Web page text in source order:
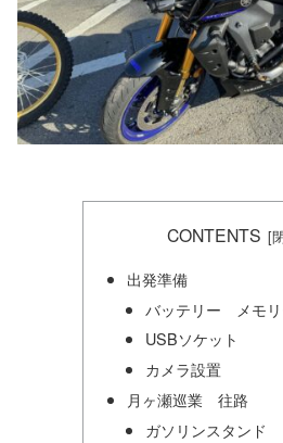
CONTENTS
出発準備
バッテリー メモ
USBソケット
カメラ設置
月ヶ瀬巡業 往路
ガソリンスタンド